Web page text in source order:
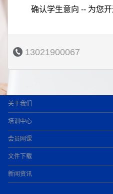
确认学生意向 -- 为您
13021900067
关于我们
培训中心
会员网课
文件下载
新闻资讯